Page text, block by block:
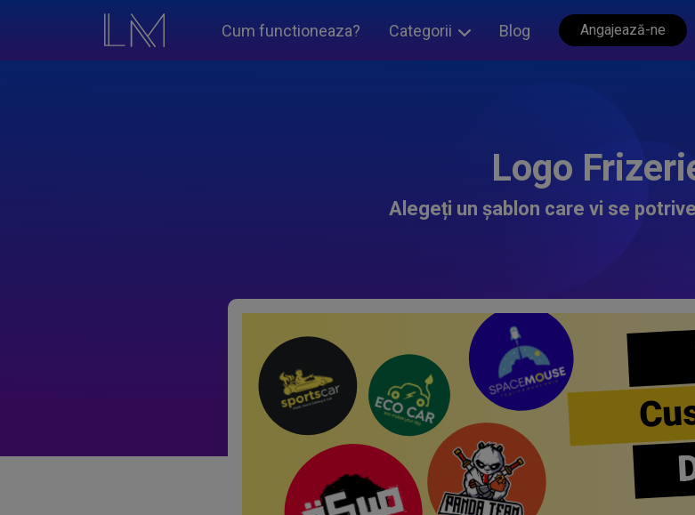
Cum functioneaza? Categorii Blog Angajează-ne
Logo
Alegeți un șablon care vi se